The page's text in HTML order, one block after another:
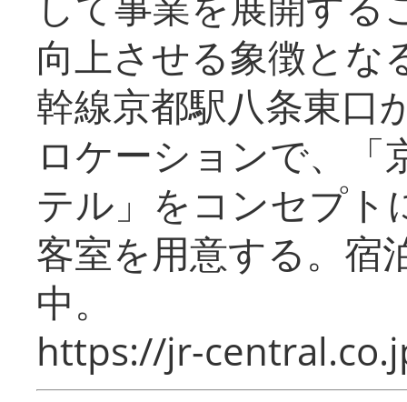
向上させる象徴とな
幹線京都駅八条東口
ロケーションで、「
テル」をコンセプト
客室を用意する。宿
中。
https://jr-